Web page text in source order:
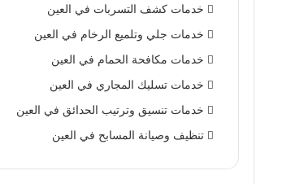
خدمات كشف التسربات في العين
خدمات جلي وتلميع الرخام في العين
خدمات مكافحة الحمام في العين
خدمات تسليك المجاري في العين
خدمات تنسيق وترتيب الحدائق في العين
تنظيف وصيانة المسابح في العين